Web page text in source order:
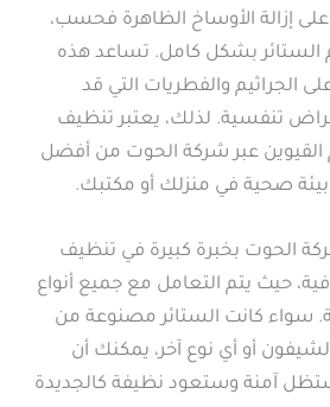
على إزالة الأوساخ الظاهرة فحسب،
بشكل كامل. تساعد هذه
الجراثيم والفطريات التي قد
تنفسية. لذلك، يعتبر تنظيف
القيوين عبر شركة الحوت من أفضل
بيئة صحية في منزلك أو مكتبك.
الحوت بخبرة كبيرة في تنظيف
حيث يتم التعامل مع جميع أنواع
سواء كانت الستائر مصنوعة من
أو أي نوع آخر، يمكنك أن
ستظل آمنة وستعود نظيفة كالجديدة